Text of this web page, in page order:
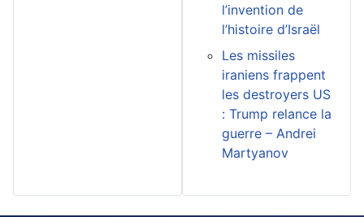
l’invention de
l’histoire d’Israël
Les missiles
iraniens frappent
les destroyers US
: Trump relance la
guerre – Andrei
Martyanov